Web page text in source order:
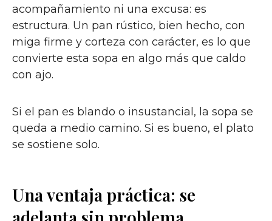
acompañamiento ni una excusa: es
estructura. Un pan rústico, bien hecho, con
miga firme y corteza con carácter, es lo que
convierte esta sopa en algo más que caldo
con ajo.
Si el pan es blando o insustancial, la sopa se
queda a medio camino. Si es bueno, el plato
se sostiene solo.
Una ventaja práctica: se